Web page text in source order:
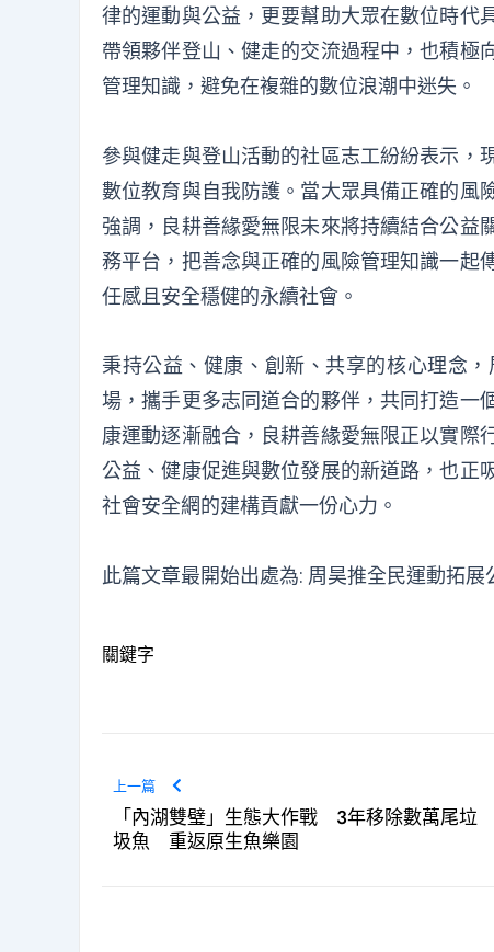
律的運動與公益，更要幫助大眾在數位時代
帶領夥伴登山、健走的交流過程中，也積極
管理知識，避免在複雜的數位浪潮中迷失。
參與健走與登山活動的社區志工紛紛表示，
數位教育與自我防護。當大眾具備正確的風
強調，良耕善緣愛無限未來將持續結合公益
務平台，把善念與正確的風險管理知識一起
任感且安全穩健的永續社會。
秉持公益、健康、創新、共享的核心理念
場，攜手更多志同道合的夥伴，共同打造一
康運動逐漸融合，良耕善緣愛無限正以實際
公益、健康促進與數位發展的新道路，也正
社會安全網的建構貢獻一份心力。
此篇文章最開始出處為: 周昊推全民運動拓展
關鍵字
上一篇
「內湖雙璧」生態大作戰 3年移除數萬尾垃
圾魚 重返原生魚樂園